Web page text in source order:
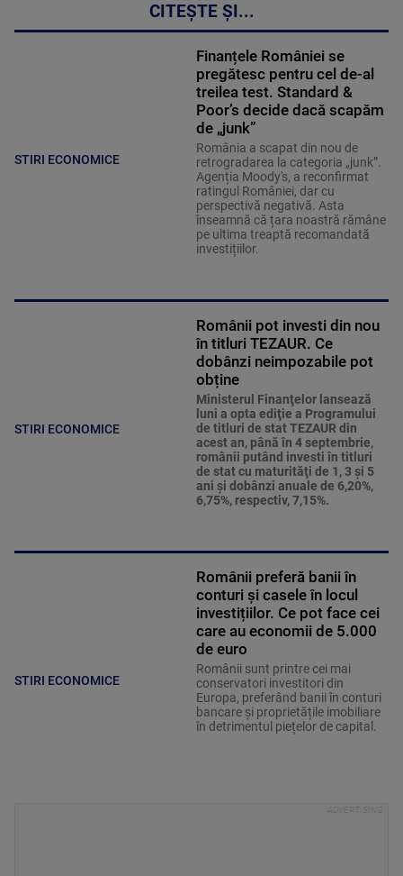
CITEȘTE ȘI...
STIRI ECONOMICE
Finanțele României se
pregătesc pentru cel de-al
treilea test. Standard &
Poor’s decide dacă scapăm
de „junk”
România a scapat din nou de
retrogradarea la categoria „junk”.
Agenția Moody's, a reconfirmat
ratingul României, dar cu
perspectivă negativă. Asta
înseamnă că țara noastră rămâne
pe ultima treaptă recomandată
investițiilor.
STIRI ECONOMICE
Românii pot investi din nou
în titluri TEZAUR. Ce
dobânzi neimpozabile pot
obține
Ministerul Finanţelor lansează
luni a opta ediţie a Programului
de titluri de stat TEZAUR din
acest an, până în 4 septembrie,
românii putând investi în titluri
de stat cu maturităţi de 1, 3 şi 5
ani şi dobânzi anuale de 6,20%,
6,75%, respectiv, 7,15%.
STIRI ECONOMICE
Românii preferă banii în
conturi și casele în locul
investițiilor. Ce pot face cei
care au economii de 5.000
de euro
Românii sunt printre cei mai
conservatori investitori din
Europa, preferând banii în conturi
bancare și proprietățile imobiliare
în detrimentul piețelor de capital.